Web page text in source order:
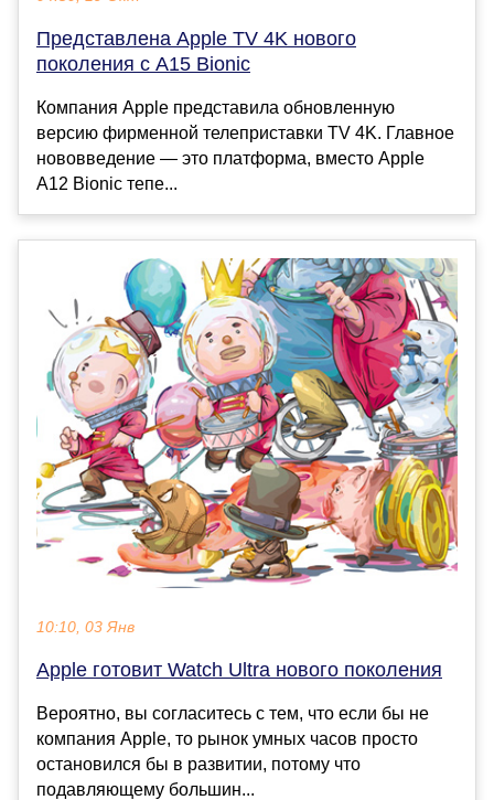
Представлена Apple TV 4K нового
поколения с A15 Bionic
Компания Apple представила обновленную
версию фирменной телеприставки TV 4K. Главное
нововведение — это платформа, вместо Apple
A12 Bionic тепе...
10:10, 03 Янв
Apple готовит Watch Ultra нового поколения
Вероятно, вы согласитесь с тем, что если бы не
компания Apple, то рынок умных часов просто
остановился бы в развитии, потому что
подавляющему большин...